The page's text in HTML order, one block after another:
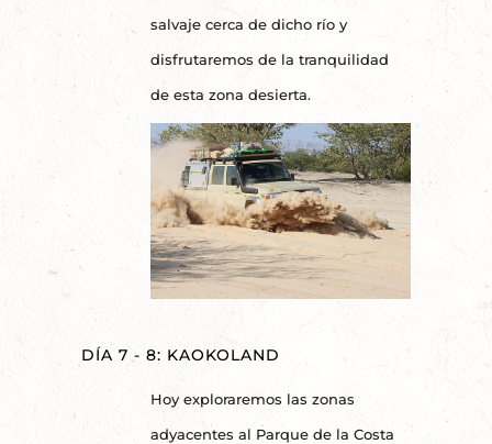
salvaje cerca de dicho río y
disfrutaremos de la tranquilidad
de esta zona desierta.
DÍA 7 - 8: KAOKOLAND
Hoy exploraremos las zonas
adyacentes al Parque de la Costa